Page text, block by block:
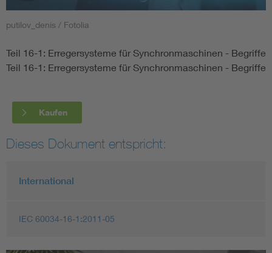
Smart Cities
DKE Fachinformationen im Kontext der Normung
Circular Economy für mehr Ressourceneffizienz
putilov_denis / Fotolia
Teil 16-1: Erregersysteme für Synchronmaschinen - Begriffe
Teil 16-1: Erregersysteme für Synchronmaschinen - Begriffe
Kaufen
Dieses Dokument entspricht:
International
IEC 60034-16-1:2011-05